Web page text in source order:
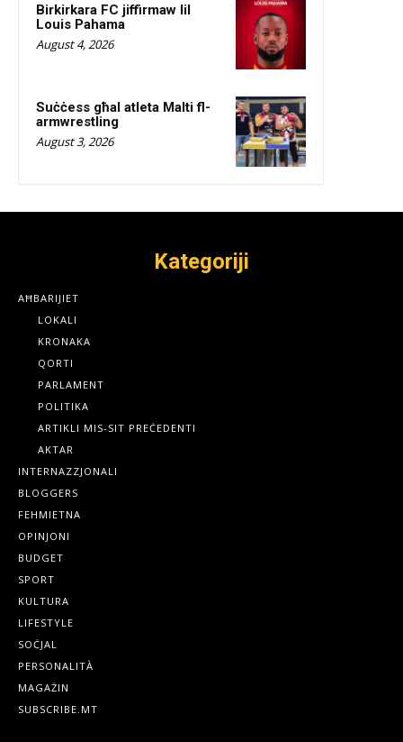
Birkirkara FC jiffirmaw lil
Louis Pahama
August 4, 2026
Suċċess għal atleta Malti fl-
armwrestling
August 3, 2026
Kategoriji
AĦBARIJIET
LOKALI
KRONAKA
QORTI
PARLAMENT
POLITIKA
ARTIKLI MIS-SIT PREĊEDENTI
AKTAR
INTERNAZZJONALI
BLOGGERS
FEHMIETNA
OPINJONI
BUDGET
SPORT
KULTURA
LIFESTYLE
SOĊJAL
PERSONALITÀ
MAGAŻIN
SUBSCRIBE.MT